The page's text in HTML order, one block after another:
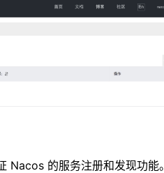
Nacos 的服务注册和发现功能。